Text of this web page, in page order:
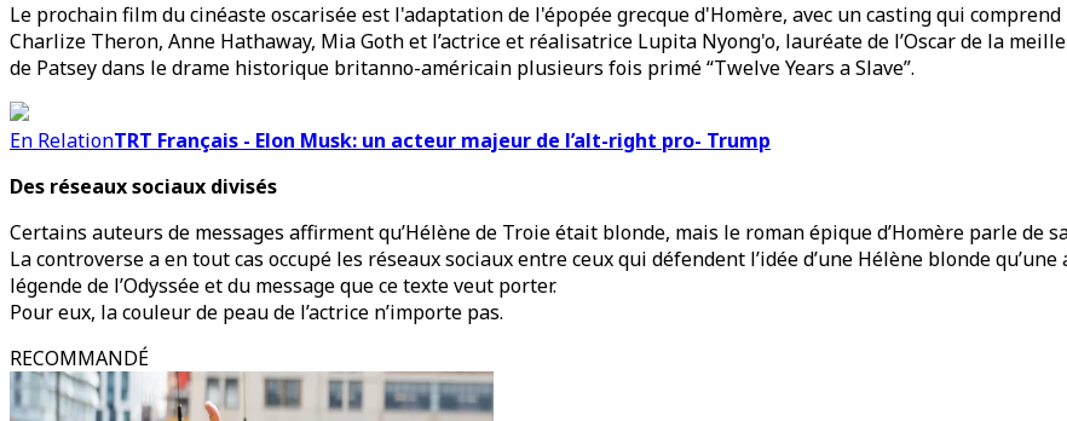
Le prochain film du cinéaste oscarisée est l'adaptation de l'épopée grecque d'Homère, avec un casting qui
Charlize Theron, Anne Hathaway, Mia Goth et l’actrice et réalisatrice Lupita Nyong'o, lauréate de l’Oscar de la
de Patsey dans le drame historique britanno-américain plusieurs fois primé “Twelve Years a Slave”.
En RelationTRT Français - Elon Musk: un acteur majeur de l’alt-right pro- Trump
Des réseaux sociaux divisés
Certains auteurs de messages affirment qu’Hélène de Troie était blonde, mais le roman épique d’Homère parle de
La controverse a en tout cas occupé les réseaux sociaux entre ceux qui défendent l’idée d’une Hélène blonde
légende de l’Odyssée et du message que ce texte veut porter.
Pour eux, la couleur de peau de l’actrice n’importe pas.
RECOMMANDÉ